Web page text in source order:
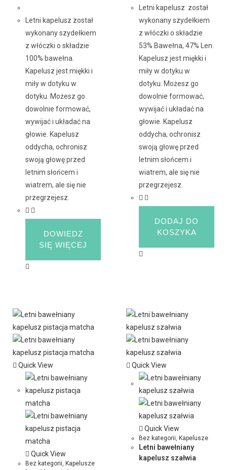
Letni kapelusz został
wykonany szydełkiem
z włóczki o składzie
100% bawełna.
Kapelusz jest miękki i
miły w dotyku w
dotyku. Możesz go
dowolnie formować,
wywijać i układać na
głowie. Kapelusz
oddycha, ochronisz
swoją głowę przed
letnim słońcem i
wiatrem, ale się nie
przegrzejesz.
DOWIEDZ
SIĘ WIĘCEJ
Letni kapelusz został
wykonany szydełkiem
z włóczki o składzie
53% Bawełna, 47% Len.
Kapelusz jest miękki i
miły w dotyku w
dotyku. Możesz go
dowolnie formować,
wywijać i układać na
głowie. Kapelusz
oddycha, ochronisz
swoją głowę przed
letnim słońcem i
wiatrem, ale się nie
przegrzejesz.
DODAJ DO
KOSZYKA
Quick View
Quick View
Bez kategorii Kapelusze
Quick View
Quick View
Bez kategorii Kapelusze
Letni bawełniany
kapelusz szałwia